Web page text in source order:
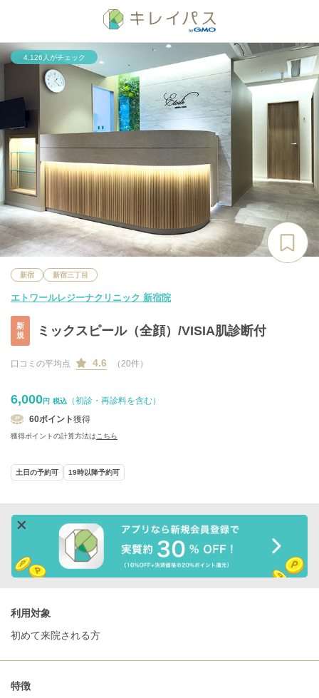
4,126人がチェック
新宿 新宿三丁目
エトワールレジーナクリニック 新宿院
新
規
ミックスピール（全顔）/VISIA肌診断付
口コミの平均点 4.6 （20件）
6,000円 税込
（初診・再診料を含む）
60ポイント獲得
獲得ポイントの計算方法はこちら
土日の予約可 19時以降予約可
利用対象
初めて来院される方
特徴